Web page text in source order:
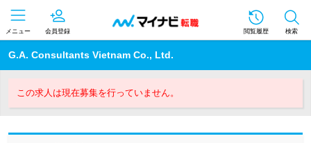
メニュー 会員登録 閲覧履歴 検索
G.A. Consultants Vietnam Co., Ltd.
この求人は現在募集を行っていません。